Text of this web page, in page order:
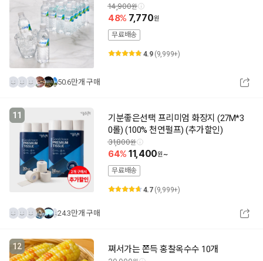
14,900
48 7,770
무료배송
4.9 (9,999+)
50.6만개 구매
11
기분좋은선택 프리미엄 화장지 (27M*3
0롤) (100% 천연펄프) (추가할인)
31,800
64 11,400
~
무료배송
4.7 (9,999+)
24.3만개 구매
12 쪄서가는 쫀득 홍찰옥수수 10개